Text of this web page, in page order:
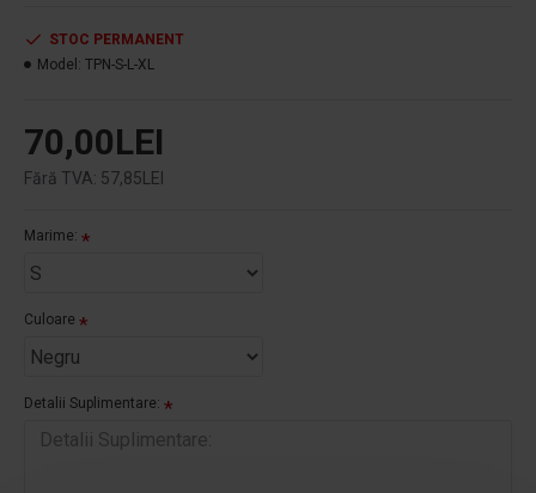
70,00LEI
Fără TVA: 57,85LEI
STOC PERMANENT
Model: TPN-S-L-XL
Marime:
Culoare
Detalii Suplimentare: